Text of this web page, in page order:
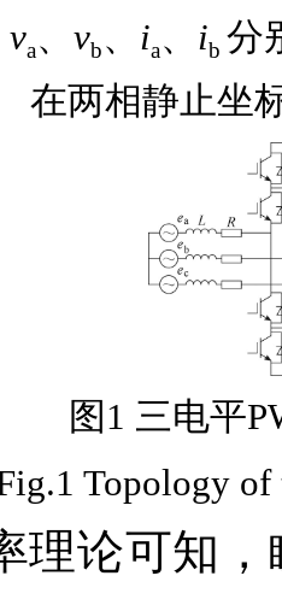
va、 vb、 ia、 ib 分
在两相静止坐
图1 三电平
Topology
理论可知